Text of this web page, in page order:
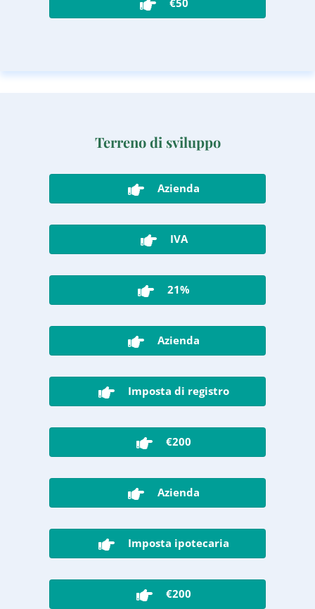
€50
Terreno di sviluppo
Azienda
IVA
21%
Azienda
Imposta di registro
€200
Azienda
Imposta ipotecaria
€200